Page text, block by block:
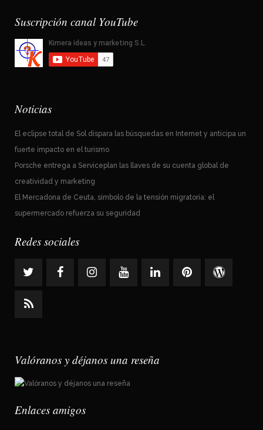
Suscripción canal YouTube
Noticias
El eclipse total de Sol dispara las búsquedas en Internet y anticipa un
fuerte impacto en el turismo
Porsche entrega a Serviceplan las llaves de su cuenta global de
creatividad y marketing
El Mercadona de Ceuta, símbolo de la tensión migratoria: el
supermercado refuerza su seguridad
Redes sociales
Valóranos y déjanos una reseña
Enlaces amigos